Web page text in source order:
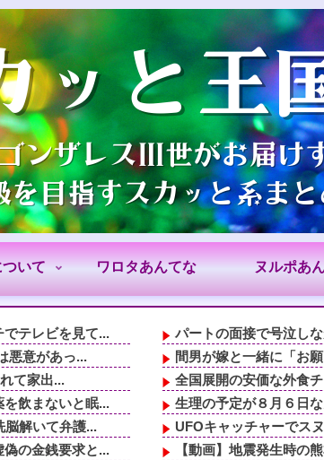
いて ワロタあんてな ヌルポあ
テレビを見て...
悪意があっ...
て家出...
飲まないと眠...
脳解いて弁護...
の金銭要求と...
パートの面接で号泣し
間男が嫁と一緒に「お
全国展開の安価な外食
生理の予定が８月６日
UFOキャッチャーでス
【動画】地震発生時の